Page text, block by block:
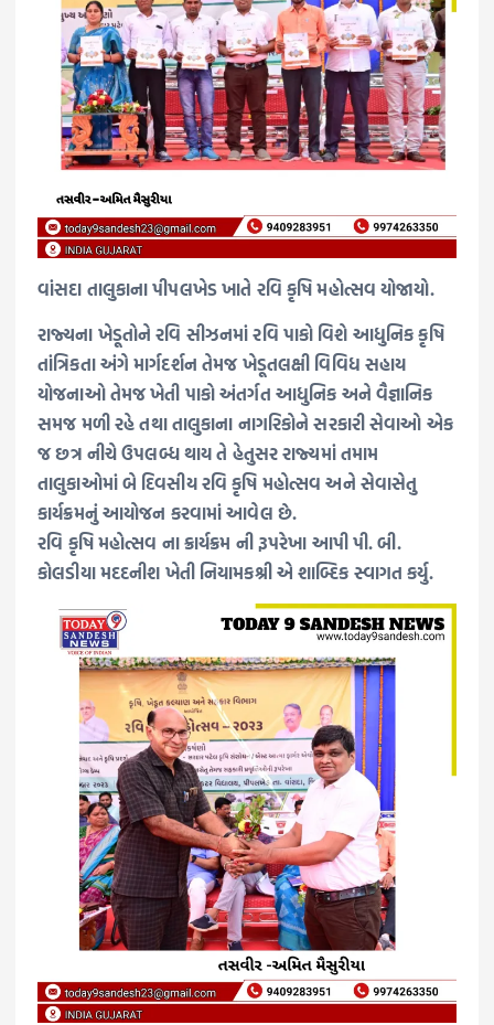
વાંસદા તાલુકાના પીપલખેડ ખાતે રવિ કૃષિ મહોત્સવ યોજાયો.
રાજ્યના ખેડૂતોને રવિ સીઝનમાં રવિ પાકો વિશે આધુનિક કૃષિ
તાંત્રિકતા અંગે માર્ગદર્શન તેમજ ખેડૂતલક્ષી વિવિધ સહાય
યોજનાઓ તેમજ ખેતી પાકો અંતર્ગત આધુનિક અને વૈજ્ઞાનિક
સમજ મળી રહે તથા તાલુકાના નાગરિકોને સરકારી સેવાઓ એક
જ છત્ર નીચે ઉપલબ્ધ થાય તે હેતુસર રાજ્યમાં તમામ
તાલુકાઓમાં બે દિવસીય રવિ કૃષિ મહોત્સવ અને સેવાસેતુ
કાર્યક્રમનું આયોજન કરવામાં આવેલ છે.
રવિ કૃષિ મહોત્સવ ના ક્રાર્યક્રમ ની રૂપરેખા આપી પી. બી.
કોલડીયા મદદનીશ ખેતી નિયામકશ્રી એ શાબ્દિક સ્વાગત કર્યુ.